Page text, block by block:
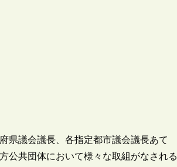
県議会議長、各指定都市議会議長あて
公共団体において様々な取組がなされる